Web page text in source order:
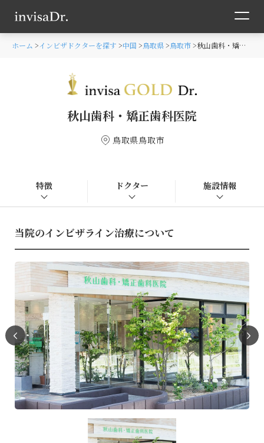
ホーム インビザドクターを探す 中国 鳥取県 鳥取市 秋山歯科・矯正歯科医院
秋山歯科・矯正歯科医院
鳥取県鳥取市
特徴 ドクター 施設情報
当院のインビザライン治療について